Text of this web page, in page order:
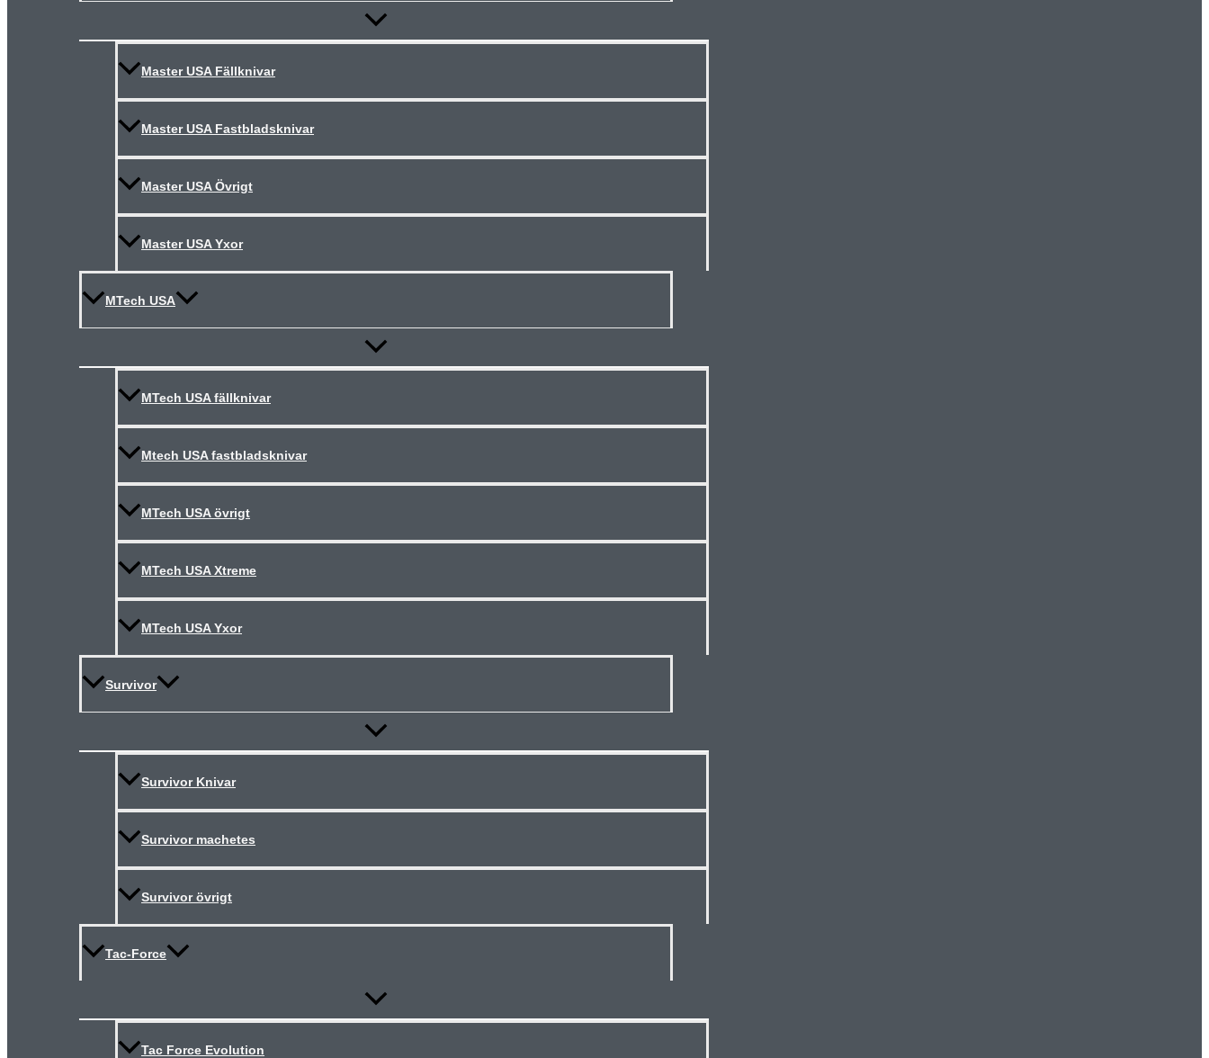
Slå
meny
Master USA Fällknivar
Master USA Fastbladsknivar
Master USA Övrigt
Master USA Yxor
MTech USA
Slå
meny
MTech USA fällknivar
Mtech USA fastbladsknivar
MTech USA övrigt
MTech USA Xtreme
MTech USA Yxor
Survivor
Slå
meny
Survivor Knivar
Survivor machetes
Survivor övrigt
Tac-Force
Slå
meny
Tac Force Evolution